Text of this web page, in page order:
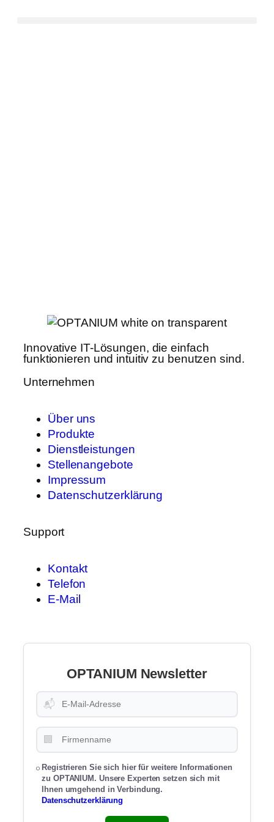
Innovative IT-Lösungen, die einfach
funktionieren und intuitiv zu benutzen sind.
Unternehmen
Über uns
Produkte
Dienstleistungen
Stellenangebote
Impressum
Datenschutzerklärung
Support
Kontakt
Telefon
E-Mail
OPTANIUM Newsletter
📬
🏢
Registrieren Sie sich hier für weitere Informationen
zu OPTANIUM. Unsere Experten setzen sich mit
Ihnen umgehend in Verbindung.
Datenschutzerklärung